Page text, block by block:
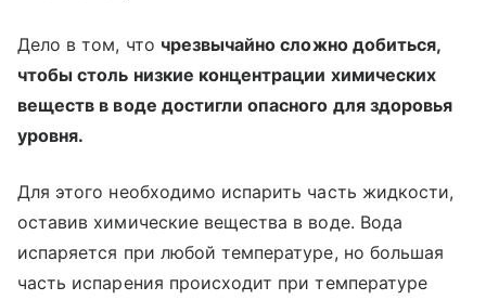
Дело в том, что чрезвычайно сложно добиться,
чтобы столь низкие концентрации химических
веществ в воде достигли опасного для здоровья
уровня.
Для этого необходимо испарить часть жидкости,
оставив химические вещества в воде. Вода
испаряется при любой температуре, но большая
часть испарения происходит при температуре